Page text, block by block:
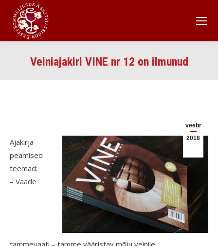
Veiniajakiri VINE nr 12 on ilmunud
veebr
2018
Ajakirja
peamised
teemad:
– Vaade
tammevaati – tamme vääristav mõju veinile.